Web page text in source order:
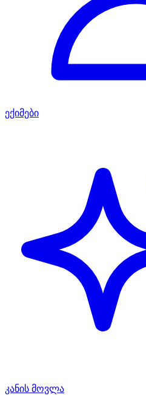
ექიმები
კანის მოვლა